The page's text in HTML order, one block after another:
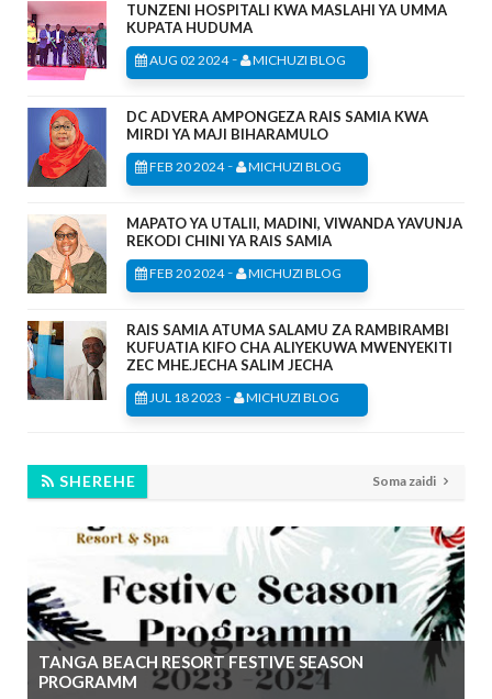
TUNZENI HOSPITALI KWA MASLAHI YA UMMA
KUPATA HUDUMA
AUG 02 2024- MICHUZI BLOG
DC ADVERA AMPONGEZA RAIS SAMIA KWA
MIRDI YA MAJI BIHARAMULO
FEB 20 2024- MICHUZI BLOG
MAPATO YA UTALII, MADINI, VIWANDA YAVUNJA
REKODI CHINI YA RAIS SAMIA
FEB 20 2024- MICHUZI BLOG
RAIS SAMIA ATUMA SALAMU ZA RAMBIRAMBI
KUFUATIA KIFO CHA ALIYEKUWA MWENYEKITI
ZEC MHE.JECHA SALIM JECHA
JUL 18 2023 - MICHUZI BLOG
SHEREHE Soma zaidi
TANGA BEACH RESORT FESTIVE SEASON
PROGRAMM